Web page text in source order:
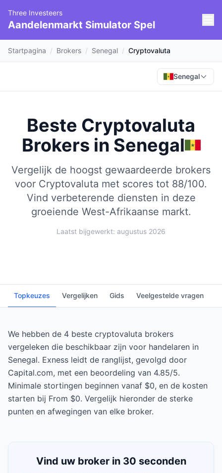
Three Investeers
Aandelenmarkt Simulator Spel
Startpagina / Brokers / Senegal / Cryptovaluta
Senegal
Beste Cryptovaluta
Brokers in Senegal
Vergelijk de hoogst gewaardeerde brokers
voor Cryptovaluta met scores tot 88/100.
Vind verbeterende diensten in deze
groeiende West-Afrikaanse markt.
Laatst bijgewerkt: augustus 2026
Topkeuzes Vergelijken Gids Veelgestelde vragen
We hebben de 4 beste cryptovaluta brokers
vergeleken die beschikbaar zijn voor handelaren in
Senegal. Exness leidt de ranglijst, gevolgd door
Capital.com, met een beoordeling van 4.85/5.
Minimale stortingen beginnen vanaf $0, en de kosten
starten bij From $0. Vergelijk hieronder de sterke
punten en afwegingen van elke broker.
Vind uw broker in 30 seconden